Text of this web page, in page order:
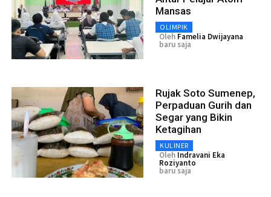
Mansas
OLIMPIK
Oleh Famelia Dwijayana
baru saja
Rujak Soto Sumenep,
Perpaduan Gurih dan
Segar yang Bikin
Ketagihan
KULINER
Oleh Indravani Eka
Roziyanto
baru saja